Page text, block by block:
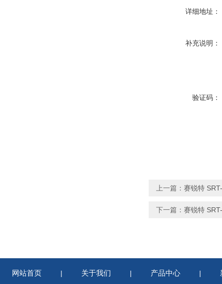
详细地址：
补充说明：
验证码：
上一篇： 赛锐特
下一篇： 赛锐特
网站首页 | 关于我们 | 产品中心 |